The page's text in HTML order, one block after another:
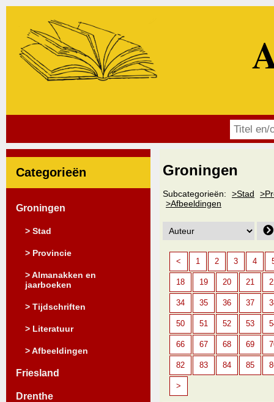
Categorieën
Groningen
> Stad
> Provincie
> Almanakken en
jaarboeken
> Tijdschriften
> Literatuur
> Afbeeldingen
Friesland
Drenthe
Groningen
Subcategorieën: >Stad
>Afbeeldingen
< 1 2 3 4
18 19 20 21
34 35 36 37
50 51 52 53
66 67 68 69
82 83 84 85
>